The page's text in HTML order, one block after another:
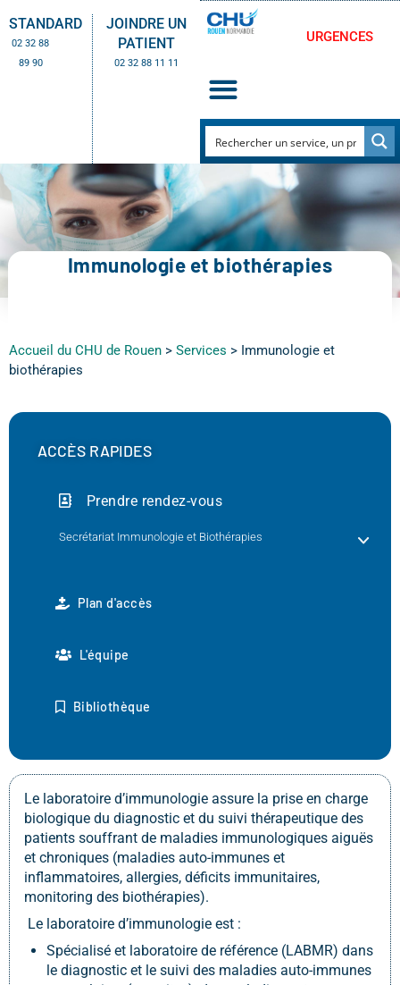
STANDARD
02 32 88
89 90
JOINDRE UN
PATIENT
02 32 88 11 11
URGENCES
Immunologie et biothérapies
Accueil du CHU de Rouen > Services > Immunologie et
biothérapies
ACCÈS RAPIDES
Prendre rendez-vous
Secrétariat Immunologie et Biothérapies
Plan d'accès
L'équipe
Bibliothèque
Le laboratoire d’immunologie assure la prise en charge
biologique du diagnostic et du suivi thérapeutique des
patients souffrant de maladies immunologiques aiguës
et chroniques (maladies auto-immunes et
inflammatoires, allergies, déficits immunitaires,
monitoring des biothérapies).
Le laboratoire d’immunologie est :
Spécialisé et laboratoire de référence (LABMR) dans
le diagnostic et le suivi des maladies auto-immunes